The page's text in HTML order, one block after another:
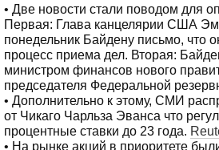
• Две новости стали поводом для
Первая: Глава канцелярии США
понедельник Байдену письмо, что
процесс приема дел. Вторая:
министром финансов нового
председателя Федеральной
• Дополнительно к этому, СМИ
от Чикаго Чарльза Эванса что
процентные ставки до 23 года.
• На рынке акций в приоритете